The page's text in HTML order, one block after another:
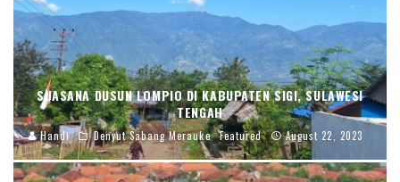
SUASANA DUSUN LOMPIO DI KABUPATEN SIGI, SULAWESI
TENGAH
Handi Denyut Sabang Merauke Featured August 22, 2023